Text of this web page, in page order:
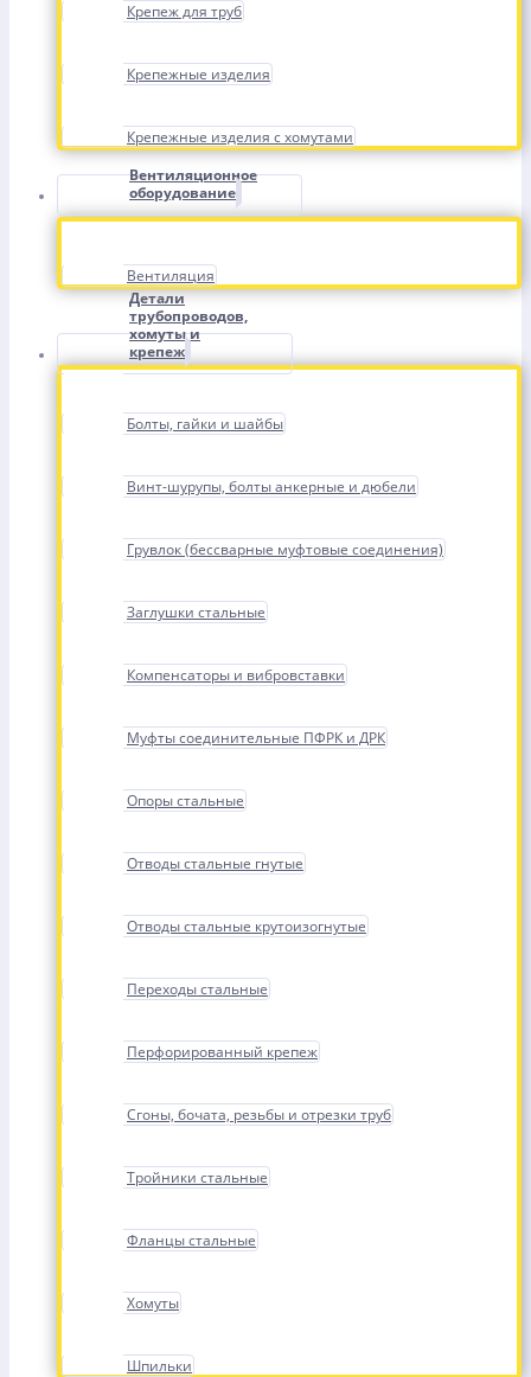
Крепеж для труб
Крепежные изделия
Крепежные изделия с хомутами
Вентиляционное
оборудование
Вентиляция
Детали
трубопроводов,
хомуты и
крепеж
Болты, гайки и шайбы
Винт-шурупы, болты анкерные и дюбели
Грувлок (бессварные муфтовые соединения)
Заглушки стальные
Компенсаторы и вибровставки
Муфты соединительные ПФРК и ДРК
Опоры стальные
Отводы стальные гнутые
Отводы стальные крутоизогнутые
Переходы стальные
Перфорированный крепеж
Сгоны, бочата, резьбы и отрезки труб
Тройники стальные
Фланцы стальные
Хомуты
Шпильки